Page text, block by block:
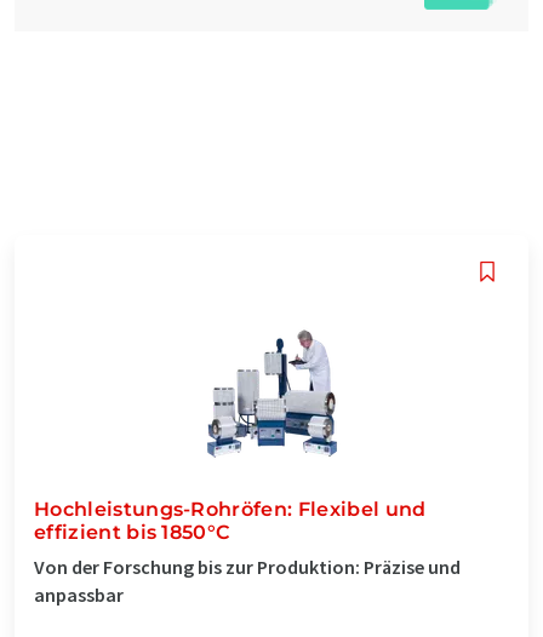
Hochleistungs-Rohröfen: Flexibel und
effizient bis 1850°C
Von der Forschung bis zur Produktion: Präzise und
anpassbar